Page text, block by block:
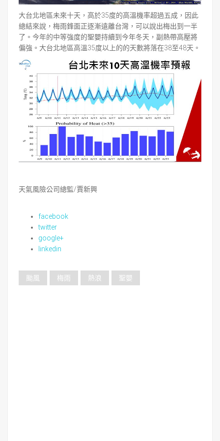
大台北地區未來十天，高於35度的高溫機率超過五成，因此
總結來說，梅雨鋒面正逐漸遠離台灣，可以說出梅出到一半
了。今年的中等強度的聖嬰持續到今年冬天，副熱帶高壓將
偏強。大台北地區高溫35度以上的的天數將落在38至48天。
天氣風險公司總監/賈新興
facebook
twitter
google+
linkedin
颱風 梅雨 熱浪 聖嬰